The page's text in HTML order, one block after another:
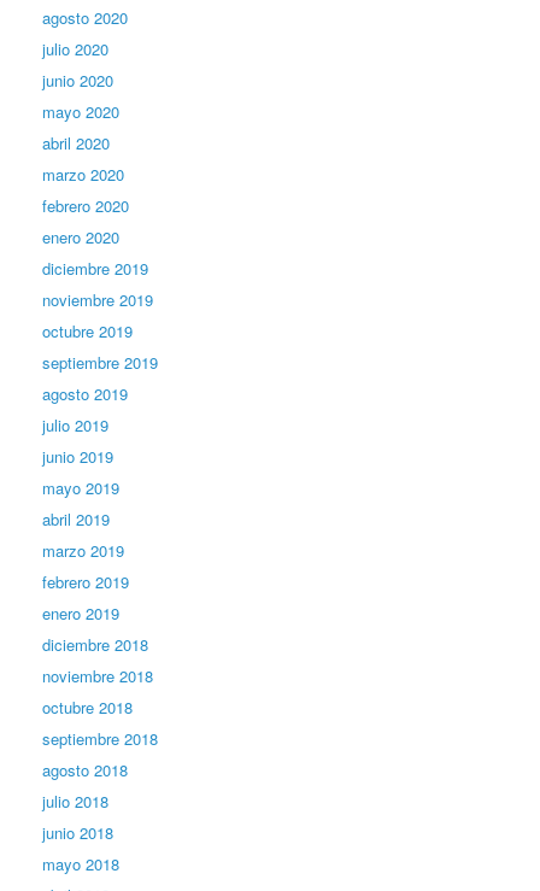
agosto 2020
julio 2020
junio 2020
mayo 2020
abril 2020
marzo 2020
febrero 2020
enero 2020
diciembre 2019
noviembre 2019
octubre 2019
septiembre 2019
agosto 2019
julio 2019
junio 2019
mayo 2019
abril 2019
marzo 2019
febrero 2019
enero 2019
diciembre 2018
noviembre 2018
octubre 2018
septiembre 2018
agosto 2018
julio 2018
junio 2018
mayo 2018